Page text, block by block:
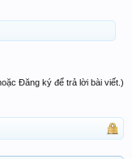
Đăng ký để trả lời bài viết.)